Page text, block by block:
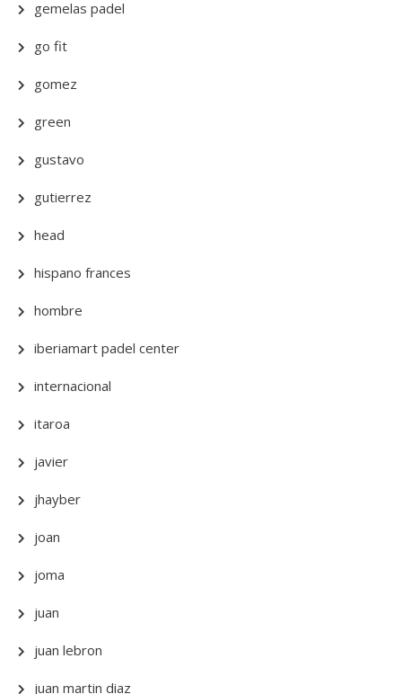
gemelas padel
go fit
gomez
green
gustavo
gutierrez
head
hispano frances
hombre
iberiamart padel center
internacional
itaroa
javier
jhayber
joan
joma
juan
juan lebron
juan martin diaz